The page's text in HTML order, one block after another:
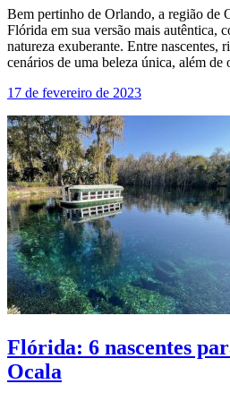
Bem pertinho de Orlando, a região de
Flórida em sua versão mais autêntica,
natureza exuberante. Entre nascentes,
cenários de uma beleza única, além
17 de fevereiro de 2023
Flórida: 6 nascentes
Ocala